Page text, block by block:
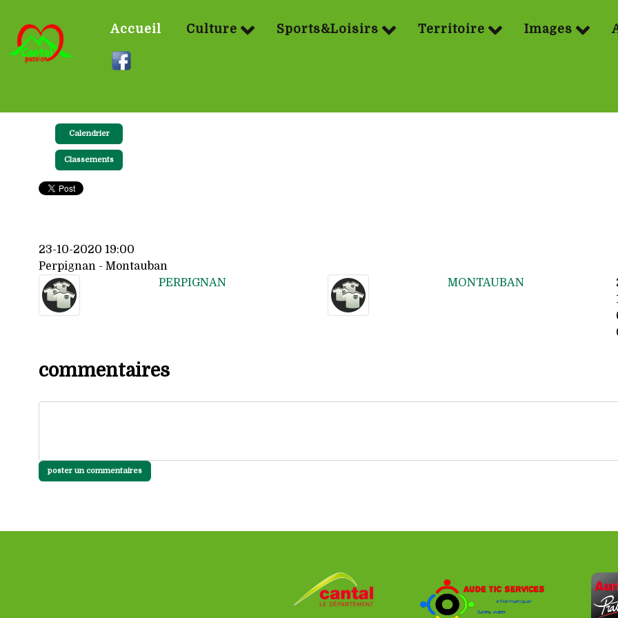
Accueil Culture Sports&Loisirs Territoire Images
Calendrier
Classements
23-10-2020 19:00
Perpignan - Montauban
PERPIGNAN
MONTAUBAN
commentaires
poster un commentaires